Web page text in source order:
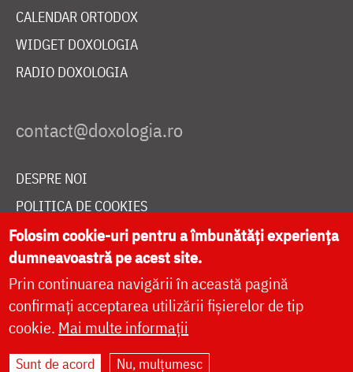
CALENDAR ORTODOX
WIDGET DOXOLOGIA
RADIO DOXOLOGIA
DESPRE NOI
POLITICA DE COOKIES
DONEAZĂ ONLINE PENTRU CATEDRALA NAȚIONALĂ
LIVE
Folosim cookie-uri pentru a îmbunătăți experiența
dumneavoastră pe acest site.
Prin continuarea navigării în această pagină
confirmați acceptarea utilizării fișierelor de tip
cookie. Mai multe informații
Sunt de acord Nu, mulțumesc